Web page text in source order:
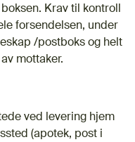
Krav til kontroll
forsendelsen, under
/postboks og helt
mottaker.
ved levering hjem
(apotek, post i